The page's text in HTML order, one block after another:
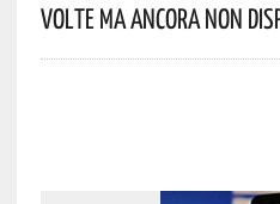
Volte Ma Ancora Non